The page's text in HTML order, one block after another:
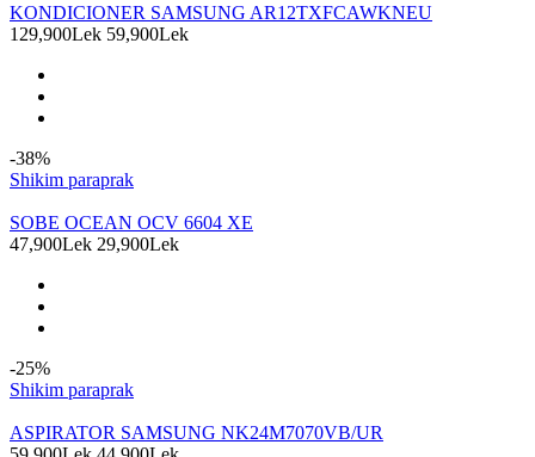
KONDICIONER SAMSUNG AR12TXFCAWKNEU
129,900Lek 59,900Lek
-38%
Shikim paraprak
SOBE OCEAN OCV 6604 XE
47,900Lek 29,900Lek
-25%
Shikim paraprak
ASPIRATOR SAMSUNG NK24M7070VB/UR